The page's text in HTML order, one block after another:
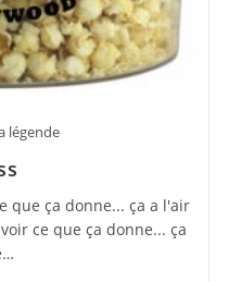
légende
que ça donne... ça a l'air
ce que ça donne... ça